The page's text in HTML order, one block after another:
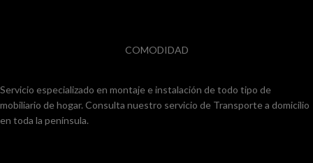
COMODIDAD
Servicio especializado en montaje e instalación de todo tipo de
mobiliario de hogar. Consulta nuestro servicio de Transporte a domicilio
en toda la península.